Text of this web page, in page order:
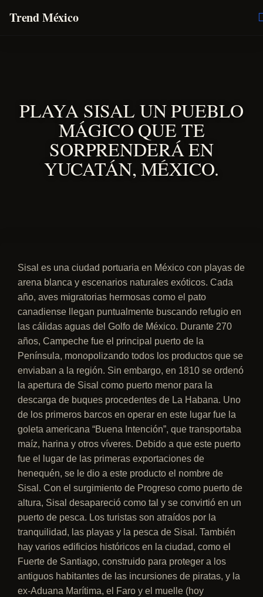
Trend México
PLAYA SISAL UN PUEBLO
MÁGICO QUE TE
SORPRENDERÁ EN
YUCATÁN, MÉXICO.
Sisal es una ciudad portuaria en México con playas de
arena blanca y escenarios naturales exóticos. Cada
año, aves migratorias hermosas como el pato
canadiense llegan puntualmente buscando refugio en
las cálidas aguas del Golfo de México. Durante 270
años, Campeche fue el principal puerto de la
Península, monopolizando todos los productos que se
enviaban a la región. Sin embargo, en 1810 se ordenó
la apertura de Sisal como puerto menor para la
descarga de buques procedentes de La Habana. Uno
de los primeros barcos en operar en este lugar fue la
goleta americana “Buena Intención”, que transportaba
maíz, harina y otros víveres. Debido a que este puerto
fue el lugar de las primeras exportaciones de
henequén, se le dio a este producto el nombre de
Sisal. Con el surgimiento de Progreso como puerto de
altura, Sisal desapareció como tal y se convirtió en un
puerto de pesca. Los turistas son atraídos por la
tranquilidad, las playas y la pesca de Sisal. También
hay varios edificios históricos en la ciudad, como el
Fuerte de Santiago, construido para proteger a los
antiguos habitantes de las incursiones de piratas, y la
ex-Aduana Marítima, el Faro y el muelle (hoy